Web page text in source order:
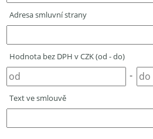
Adresa smluvní strany
Hodnota bez DPH v CZK (od - do)
-
Text ve smlouvě